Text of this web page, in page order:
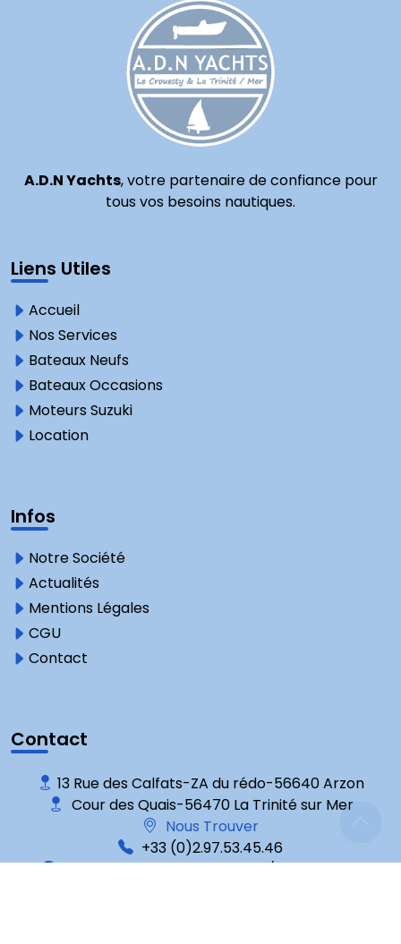
A.D.N Yachts, votre partenaire de confiance pour
tous vos besoins nautiques.
Liens Utiles
Accueil
Nos Services
Bateaux Neufs
Bateaux Occasions
Moteurs Suzuki
Location
Infos
Notre Société
Actualités
Mentions Légales
CGU
Contact
Contact
13 Rue des Calfats-ZA du rédo-56640 Arzon
Cour des Quais-56470 La Trinité sur Mer
Nous Trouver
+33 (0)2.97.53.45.46
Mardi au Samedi : 9 h-12 h 30 / 14 h-17 h 30